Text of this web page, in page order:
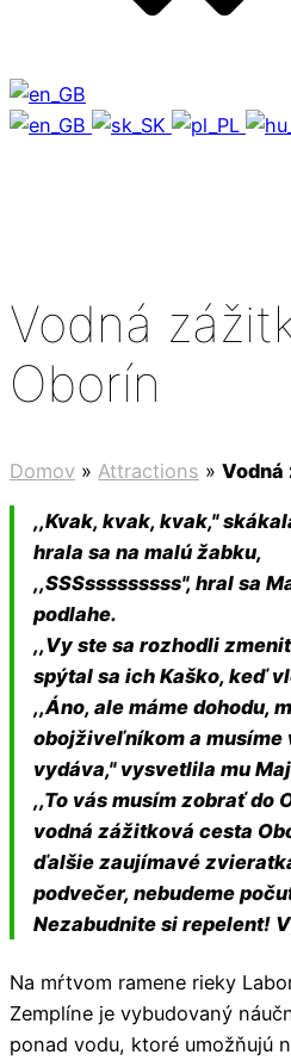
Vodná
Oborín
Domov » Attractions » Vodná
,,Kvak, kvak, kvak,"
hrala sa na malú žabku,
,,SSSsssssssss", hral sa
podlahe.
,,Vy ste sa rozhodli
spýtal sa ich Kaško, keď
,,Áno, ale máme dohodu,
obojživeľníkom a musíme
vydáva," vysvetlila mu
,,To vás musím zobrať do
vodná zážitková cesta
ďalšie zaujímavé
podvečer, nebudeme
Nezabudnite si repelent!
Na mŕtvom ramene rieky
Zemplíne je vybudovaný
ponad vodu, ktoré umožňujú